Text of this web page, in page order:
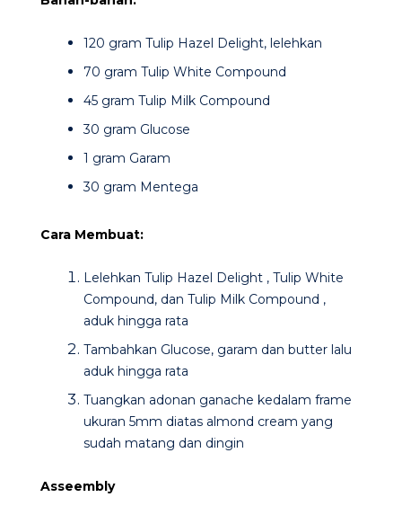
120 gram Tulip Hazel Delight, lelehkan
70 gram Tulip White Compound
45 gram Tulip Milk Compound
30 gram Glucose
1 gram Garam
30 gram Mentega
Cara Membuat:
Lelehkan Tulip Hazel Delight , Tulip White
Compound, dan Tulip Milk Compound ,
aduk hingga rata
Tambahkan Glucose, garam dan butter lalu
aduk hingga rata
Tuangkan adonan ganache kedalam frame
ukuran 5mm diatas almond cream yang
sudah matang dan dingin
Asseembly